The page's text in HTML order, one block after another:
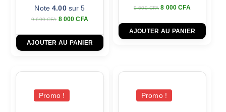
Note4.00sur 5
9 600CFA 8 000CFA
AJOUTER AU PANIER
9 600CFA 8 000CFA
AJOUTER AU PANIER
Promo ! Promo !